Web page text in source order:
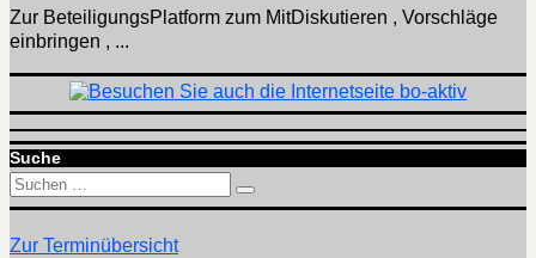
Zur BeteiligungsPlatform zum MitDiskutieren , Vorschläge
einbringen , ...
Suche
Suchen
nach:
Suchen
Zur Terminübersicht